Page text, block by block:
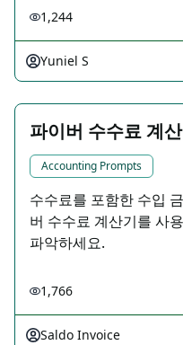
1,244
Yuniel S
파이버 수수료 계
Accounting Prompts
수수료를 포함한 수입
버 수수료 계산기를 사
파악하세요.
1,766
Saldo Invoice